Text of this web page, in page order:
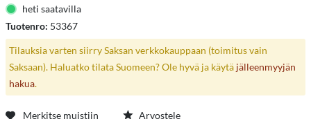
heti saatavilla
Tuotenro: 53367
Tilauksia varten siirry Saksan verkkokauppaan (toimitus vain
Saksaan). Haluatko tilata Suomeen? Ole hyvä ja käytä jälleenmyyjän
hakua.
Merkitse muistiin Arvostele